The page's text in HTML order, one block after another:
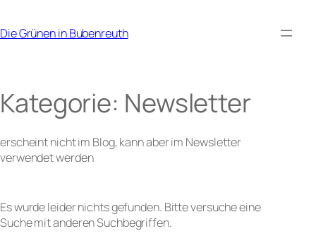
springen
Die Grünen in Bubenreuth
Kategorie: Newsletter
erscheint nicht im Blog, kann aber im Newsletter
verwendet werden
Es wurde leider nichts gefunden. Bitte versuche eine
Suche mit anderen Suchbegriffen.